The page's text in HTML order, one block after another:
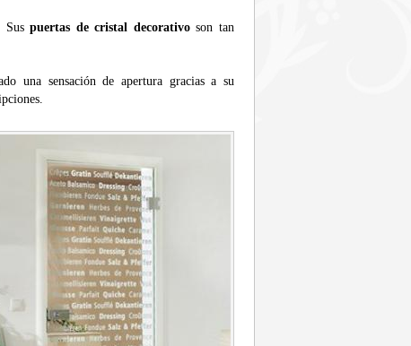
Suspuertas de cristal decorativoson tan
una sensación de apertura gracias a su